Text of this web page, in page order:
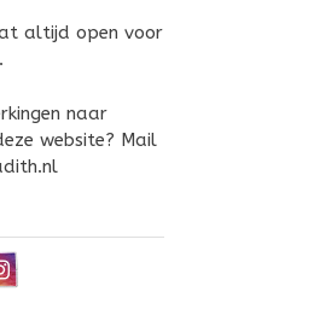
altijd open voor
.
naar
website? Mail